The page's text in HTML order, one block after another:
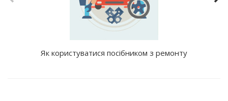
Як користуватися посібником з ремонту